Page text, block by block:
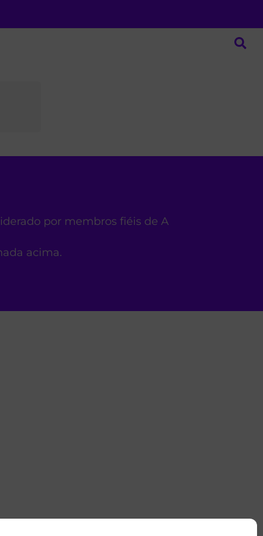
por membros fiéis de A
acima.